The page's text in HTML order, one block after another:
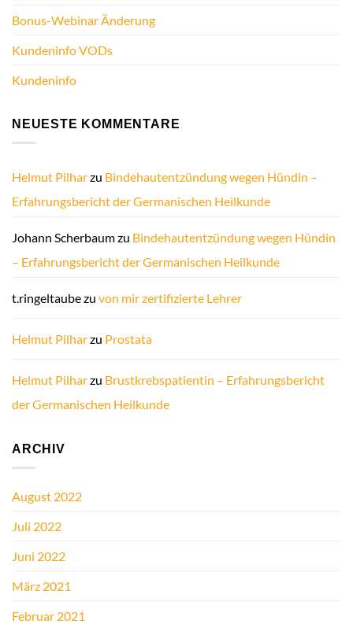
Bonus-Webinar Änderung
Kundeninfo VODs
Kundeninfo
NEUESTE KOMMENTARE
Helmut Pilharzu Bindehautentzündung wegen Hündin –
Erfahrungsbericht der Germanischen Heilkunde
Johann Scherbaumzu Bindehautentzündung wegen Hündin
– Erfahrungsbericht der Germanischen Heilkunde
t.ringeltaubezu von mir zertifizierte Lehrer
Helmut Pilharzu Prostata
Helmut Pilharzu Brustkrebspatientin – Erfahrungsbericht
der Germanischen Heilkunde
ARCHIV
August 2022
Juli 2022
Juni 2022
März 2021
Februar 2021